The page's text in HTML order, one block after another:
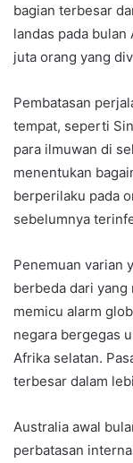
bagian terbesar
landas pada
juta orang yang
Pembatasan
tempat, seperti
para ilmuwan di
menentukan
berperilaku pada
sebelumnya
Penemuan varian
berbeda dari yang
memicu alarm
negara bergegas
Afrika selatan.
terbesar dalam
Australia awal
perbatasan